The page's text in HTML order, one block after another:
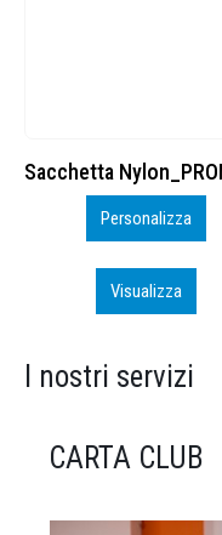
Cuffia Poliestere
Inizia a Personalizzare
Visualizza
I nostri servizi
CARTA CLUB